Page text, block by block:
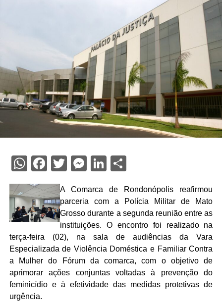
WhatsApp
Facebook
TwitterMessenger
LinkedIn
A Comarca de Rondonópolis reafirmou
parceria com a Polícia Militar de Mato
Grosso durante a segunda reunião entre as
instituições. O encontro foi realizado na
terça-feira (02), na sala de audiências da Vara
Especializada de Violência Doméstica e Familiar Contra
a Mulher do Fórum da comarca, com o objetivo de
aprimorar ações conjuntas voltadas à prevenção do
feminicídio e à efetividade das medidas protetivas de
urgência.